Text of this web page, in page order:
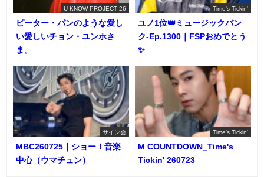
U-KNOW PROJECT 26
ピーター・パンのような愛し
い愛しいチョン・ユンホさ
ま。
Time's Tickin'
ユノ1位👑ミュージックバン
ク-Ep.1300｜FSPおめでとう
✨️
サイン会
MBC260725｜ショー！音楽
中心（ウマチュン）
Time's Tickin'
M COUNTDOWN_Time's
Tickin' 260723